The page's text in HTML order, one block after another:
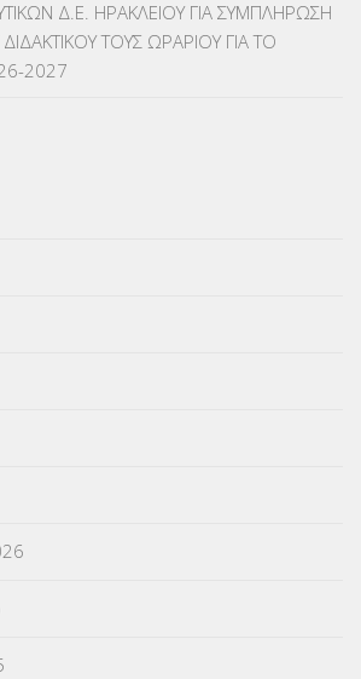
(3)
Δ.Ε. ΗΡΑΚΛΕΙΟΥ ΓΙΑ ΣΥΜΠΛΗΡΩΣΗ
ΤΟΥΣ ΩΡΑΡΙΟΥ ΓΙΑ ΤΟ
2027